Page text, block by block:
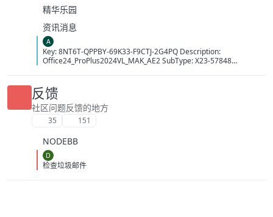
精华乐园
资讯消息
A
Key: 8NT6T-QPPBY-69K33-F9CTJ-2G4PQ Description:
Office24_ProPlus2024VL_MAK_AE2 SubType: X23-57848
反馈
社区问题反馈的地方
35 151
NODEBB
D
检查垃圾邮件